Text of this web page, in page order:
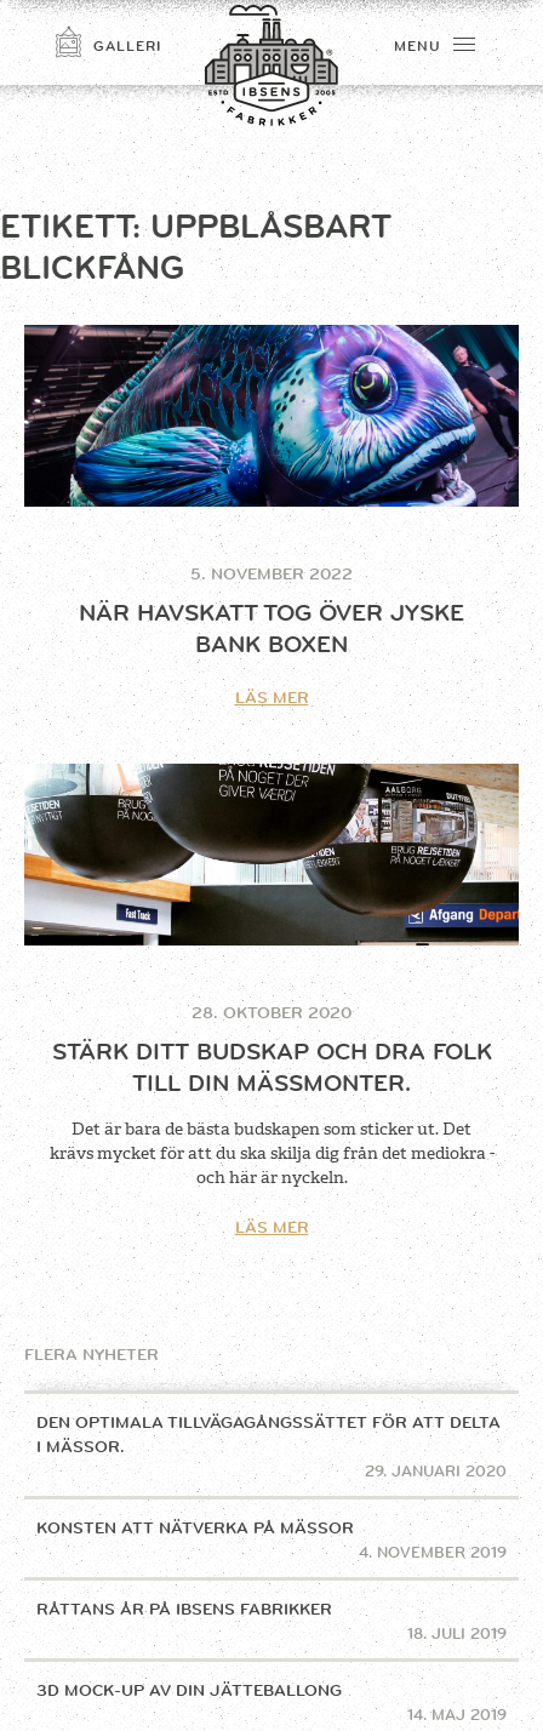
TILMELD
GALLERI MENU
ETIKETT:UPPBLÅSBART
BLICKFÅNG
5. NOVEMBER 2022
NÄR HAVSKATT TOG ÖVER JYSKE
BANK BOXEN
LÄS MER
28. OKTOBER 2020
STÄRK DITT BUDSKAP OCH DRA FOLK
TILL DIN MÄSSMONTER.
Det är bara de bästa budskapen som sticker ut. Det
krävs mycket för att du ska skilja dig från det mediokra -
och här är nyckeln.
LÄS MER
FLERA NYHETER
DEN OPTIMALA TILLVÄGAGÅNGSSÄTTET FÖR ATT DELTA
I MÄSSOR.
29. JANUARI 2020
KONSTEN ATT NÄTVERKA PÅ MÄSSOR
4. NOVEMBER 2019
RÅTTANS ÅR PÅ IBSENS FABRIKKER
18. JULI 2019
3D MOCK-UP AV DIN JÄTTEBALLONG
14. MAJ 2019